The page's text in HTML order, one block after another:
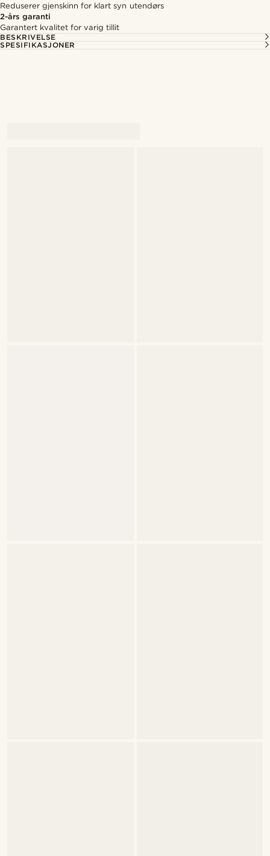
Reduserer gjenskinn for klart syn utendørs
2-års garanti
Garantert kvalitet for varig tillit
BESKRIVELSE
SPESIFIKASJONER